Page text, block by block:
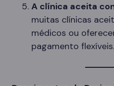
A clínica aceita
muitas clínicas
médicos ou
pagamento flexíveis.